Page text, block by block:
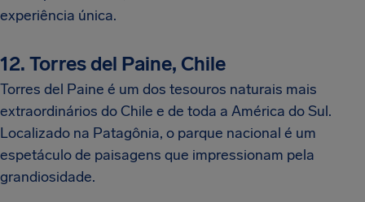
experiência única.
12. Torres del Paine, Chile
Torres del Paine é um dos tesouros naturais mais
extraordinários do Chile e de toda a América do Sul.
Localizado na Patagônia, o parque nacional é um
espetáculo de paisagens que impressionam pela
grandiosidade.